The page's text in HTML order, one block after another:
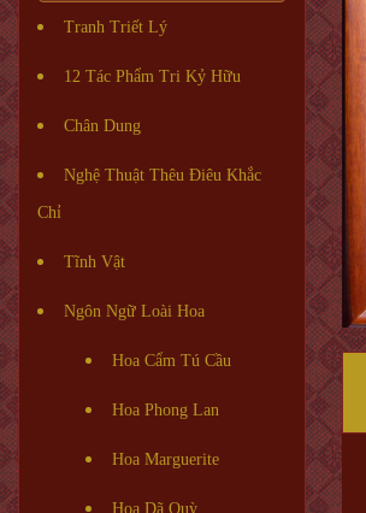
Tranh Triết Lý
12 Tác Phẩm Tri Kỷ Hữu
Chân Dung
Nghệ Thuật Thêu Điêu Khắc
Chỉ
Tĩnh Vật
Ngôn Ngữ Loài Hoa
Hoa Cẩm Tú Cầu
Hoa Phong Lan
Hoa Marguerite
Hoa Dã Quỳ